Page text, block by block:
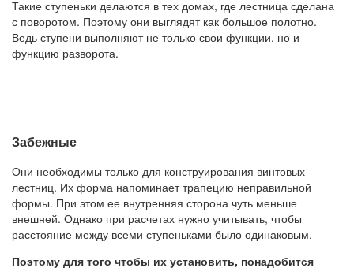
Такие ступеньки делаются в тех домах, где лестница сделана
с поворотом. Поэтому они выглядят как большое полотно.
Ведь ступени выполняют не только свои функции, но и
функцию разворота.
Забежные
Они необходимы только для конструирования винтовых
лестниц. Их форма напоминает трапецию неправильной
формы. При этом ее внутренняя сторона чуть меньше
внешней. Однако при расчетах нужно учитывать, чтобы
расстояние между всеми ступеньками было одинаковым.
Поэтому для того чтобы их установить, понадобится